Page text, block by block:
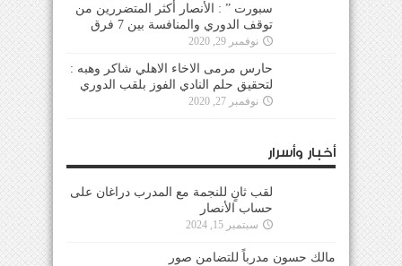
سبورت ” : الأنصار أكثر المتضررين من
توقف الدوري والمنافسة بين 7 فرق
نوفمبر 29, 2020
حارس مرمى الاخاء الاهلي شاكر وهبه :
لتحقيق حلم النادي الفوز بلقب الدوري
نوفمبر 27, 2020
أخبار وأسرار
لقب ثانٍ للنجمة مع المدرب دراغان على
حساب الأنصار
سبتمبر 15, 2024
مالك حسون مدرباً للتضامن صور